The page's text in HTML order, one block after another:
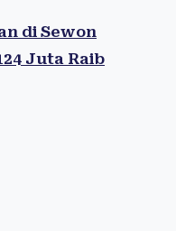
di Sewon
Juta Raib